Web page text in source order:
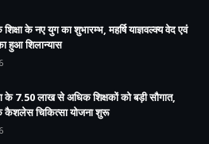
के नए युग का शुभारम्भ, महर्षि याज्ञवल्क्य वेद एवं
हुआ शिलान्यास
के 7.50 लाख से अधिक शिक्षकों को बड़ी सौगात,
कैशलेस चिकित्सा योजना शुरू